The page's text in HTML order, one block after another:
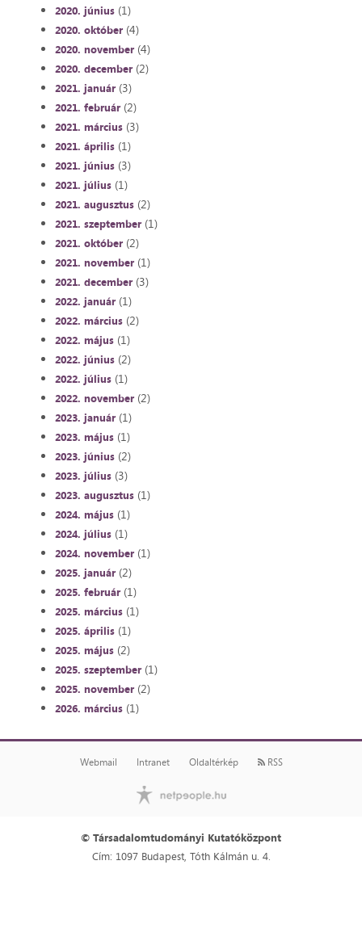
2020. június(1)
2020. október(4)
2020. november(4)
2020. december(2)
2021. január(3)
2021. február(2)
2021. március(3)
2021. április(1)
2021. június(3)
2021. július(1)
2021. augusztus(2)
2021. szeptember(1)
2021. október(2)
2021. november(1)
2021. december(3)
2022. január(1)
2022. március(2)
2022. május(1)
2022. június(2)
2022. július(1)
2022. november(2)
2023. január(1)
2023. május(1)
2023. június(2)
2023. július(3)
2023. augusztus(1)
2024. május(1)
2024. július(1)
2024. november(1)
2025. január(2)
2025. február(1)
2025. március(1)
2025. április(1)
2025. május(2)
2025. szeptember(1)
2025. november(2)
2026. március(1)
Webmail Intranet Oldaltérkép RSS
© Társadalomtudományi Kutatóközpont
Cím: 1097 Budapest, Tóth Kálmán u. 4.